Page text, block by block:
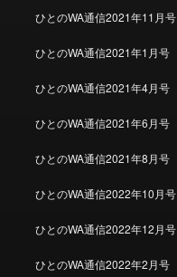
ひとのWA通信2021年11月号
ひとのWA通信2021年1月号
ひとのWA通信2021年4月号
ひとのWA通信2021年6月号
ひとのWA通信2021年8月号
ひとのWA通信2022年10月号
ひとのWA通信2022年12月号
ひとのWA通信2022年2月号